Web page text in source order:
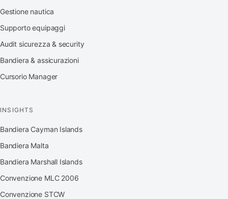
Gestione nautica
Supporto equipaggi
Audit sicurezza & security
Bandiera & assicurazioni
Cursorio Manager
INSIGHTS
Bandiera Cayman Islands
Bandiera Malta
Bandiera Marshall Islands
Convenzione MLC 2006
Convenzione STCW